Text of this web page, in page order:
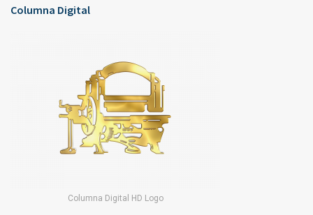
Columna Digital
Columna Digital HD Logo